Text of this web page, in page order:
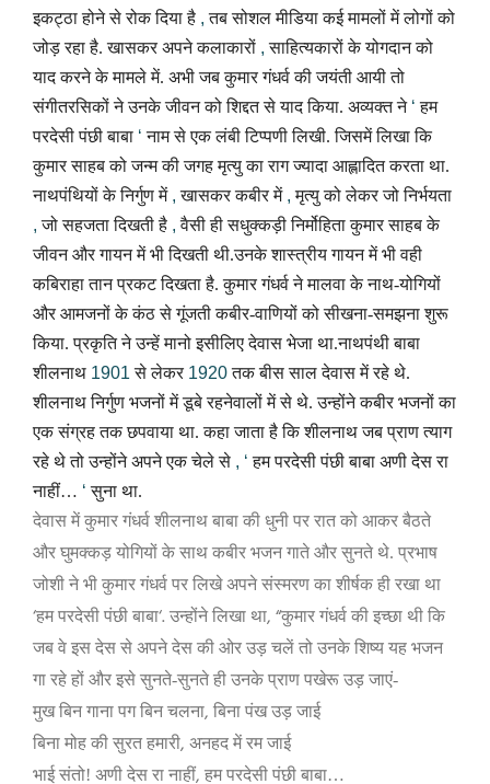
इकट्ठा होने से रोक दिया है ,तब सोशल मीडिया कई मामलों में लोगों को
जोड़ रहा है. खासकर अपने कलाकारों ,साहित्यकारों के योगदान को
याद करने के मामले में. अभी जब कुमार गंधर्व की जयंती आयी तो
संगीतरसिकों ने उनके जीवन को शिद्दत से याद किया. अव्यक्त ने ‘ हम
परदेसी पंछी बाबा ‘नाम से एक लंबी टिप्पणी लिखी. जिसमें लिखा कि
कुमार साहब को जन्म की जगह मृत्यु का राग ज्यादा आह्लादित करता था.
नाथपंथियों के निर्गुण में ,खासकर कबीर में ,मृत्यु को लेकर जो निर्भयता
,जो सहजता दिखती है ,वैसी ही सधुक्कड़ी निर्मोहिता कुमार साहब के
जीवन और गायन में भी दिखती थी.उनके शास्त्रीय गायन में भी वही
कबिराहा तान प्रकट दिखता है. कुमार गंधर्व ने मालवा के नाथ-योगियों
और आमजनों के कंठ से गूंजती कबीर-वाणियों को सीखना-समझना शुरू
किया. प्रकृति ने उन्हें मानो इसीलिए देवास भेजा था.नाथपंथी बाबा
शीलनाथ 1901से लेकर 1920तक बीस साल देवास में रहे थे.
शीलनाथ निर्गुण भजनों में डूबे रहनेवालों में से थे. उन्होंने कबीर भजनों का
एक संग्रह तक छपवाया था. कहा जाता है कि शीलनाथ जब प्राण त्याग
रहे थे तो उन्होंने अपने एक चेले से , ‘ हम परदेसी पंछी बाबा अणी देस रा
नाहीं… ‘सुना था.
देवास में कुमार गंधर्व शीलनाथ बाबा की धुनी पर रात को आकर बैठते
और घुमक्कड़ योगियों के साथ कबीर भजन गाते और सुनते थे. प्रभाष
जोशी ने भी कुमार गंधर्व पर लिखे अपने संस्मरण का शीर्षक ही रखा था
‘हम परदेसी पंछी बाबा‘. उन्होंने लिखा था, “कुमार गंधर्व की इच्छा थी कि
जब वे इस देस से अपने देस की ओर उड़ चलें तो उनके शिष्य यह भजन
गा रहे हों और इसे सुनते-सुनते ही उनके प्राण पखेरू उड़ जाएं-
मुख बिन गाना पग बिन चलना, बिना पंख उड़ जाई
बिना मोह की सुरत हमारी, अनहद में रम जाई
भाई संतो! अणी देस रा नाहीं, हम परदेसी पंछी बाबा…